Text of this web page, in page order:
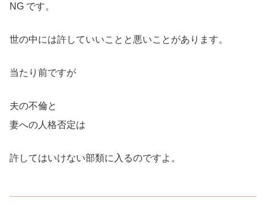
NG です。
世の中には許していいことと悪いことがあります。
当たり前ですが
夫の不倫と
妻への人格否定は
許してはいけない部類に入るのですよ。